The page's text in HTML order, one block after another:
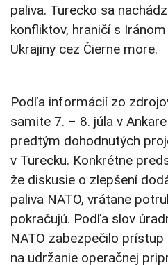
paliva. Turecko sa
konfliktov, hraničí s
Ukrajiny cez Čierne more.
Podľa informácií zo
samite 7. – 8. júla v
predtým dohodnutých
v Turecku. Konkrétne
že diskusie o zlepšení
paliva NATO, vrátane
pokračujú. Podľa slov
NATO zabezpečilo
na udržanie operačnej